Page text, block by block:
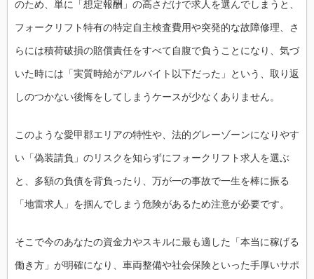
のため、単に「想定報酬」の高さだけで求人を選んでしまうと、
フォークリフト特有の特定自主検査費用や突発的な故障修理、さ
らには積荷破損の賠償責任をすべて自腹で負うことになり、気づ
いた時には「実質時給がアルバイト以下だった」という、取り返
しのつかない後悔をしてしまうケースが少なくありません。
このような愛甲郡エリアの特性や、法的グレーゾーンになりやす
い「偽装請負」のリスクを知らずにフォークリフト求人を選ぶ
と、多額の負債を背負ったり、万が一の事故で一生を棒に振る
「地雷求人」を掴んでしまう危険があるため注意が必要です。
そこで今のあなたの資金力やスキルに最も適した「本当に稼げる
働き方」が明確になり、車両整備や社会保険といった手厚いサポ